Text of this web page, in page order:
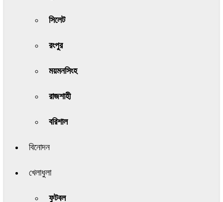
সিলেট
রংপুর
ময়মনসিংহ
রাজশাহী
বরিশাল
বিনোদন
খেলাধুলা
ফুটবল